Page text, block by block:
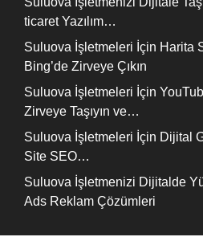
ticaret Yazılım…
Suluova İşletmeleri İçin Harita
Bing’de Zirveye Çıkın
Suluova İşletmeleri İçin
Zirveye Taşıyın ve…
Suluova İşletmeleri İçin Dijital
Site SEO…
Suluova İşletmenizi Dijitalde
Ads Reklam Çözümleri